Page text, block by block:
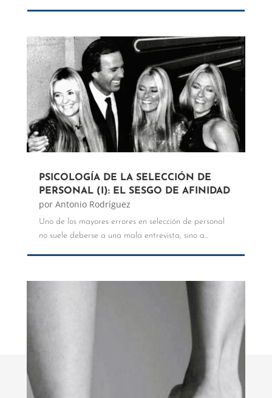
PSICOLOGÍA DE LA SELECCIÓN DE
PERSONAL (I): EL SESGO DE AFINIDAD
por Antonio Rodríguez
Uno de los mayores errores en selección de personal
no suele deberse a una mala entrevista, sino a...